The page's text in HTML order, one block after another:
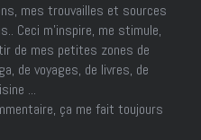
mes trouvailles et sources
Ceci m'inspire, me stimule,
de mes petites zones de
de voyages, de livres, de
...
ça me fait toujours